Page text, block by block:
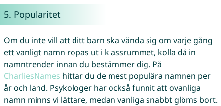
5. Popularitet
Om du inte vill att ditt barn ska vända sig om varje gång
ett vanligt namn ropas ut i klassrummet, kolla då in
namntrender innan du bestämmer dig. På
CharliesNames hittar du de mest populära namnen per
år och land. Psykologer har också funnit att ovanliga
namn minns vi lättare, medan vanliga snabbt glöms bort.